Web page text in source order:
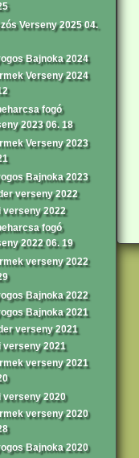
Verseny 2025 04.
Bajnoka 2024
Verseny 2024
fogó
2023 06. 18
Verseny 2023
Bajnoka 2023
verseny 2022
verseny 2022
fogó
2022 06. 19
verseny 2022
Bajnoka 2022
Bajnoka 2021
verseny 2021
verseny 2021
verseny 2021
verseny 2020
verseny 2020
Bajnoka 2020